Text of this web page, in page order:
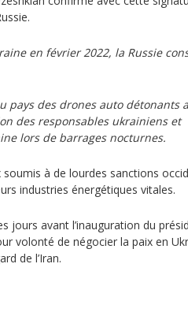
en février 2022, la Russie
pays des drones auto détonants
des responsables ukrainiens et
lors de barrages nocturnes.
à de lourdes sanctions
industries énergétiques vitales.
jours avant l’inauguration du
volonté de négocier la paix en
de l’Iran.